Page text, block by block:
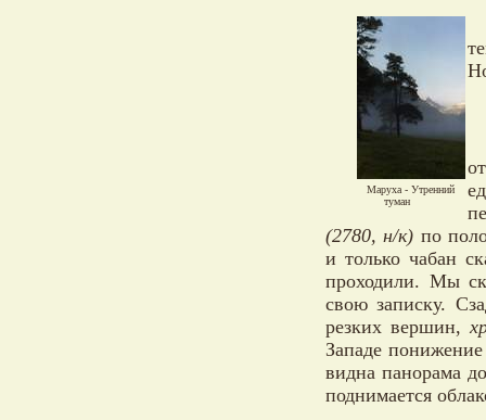
Маруха - Утренний
туман
(2780, н/к) по
и только чабан
проходили. Мы
свою записку.
резких вершин,
Западе
видна панорама
поднимается